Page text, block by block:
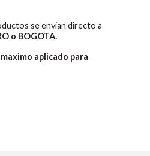
se envian directo a
o BOGOTA.
aplicado para